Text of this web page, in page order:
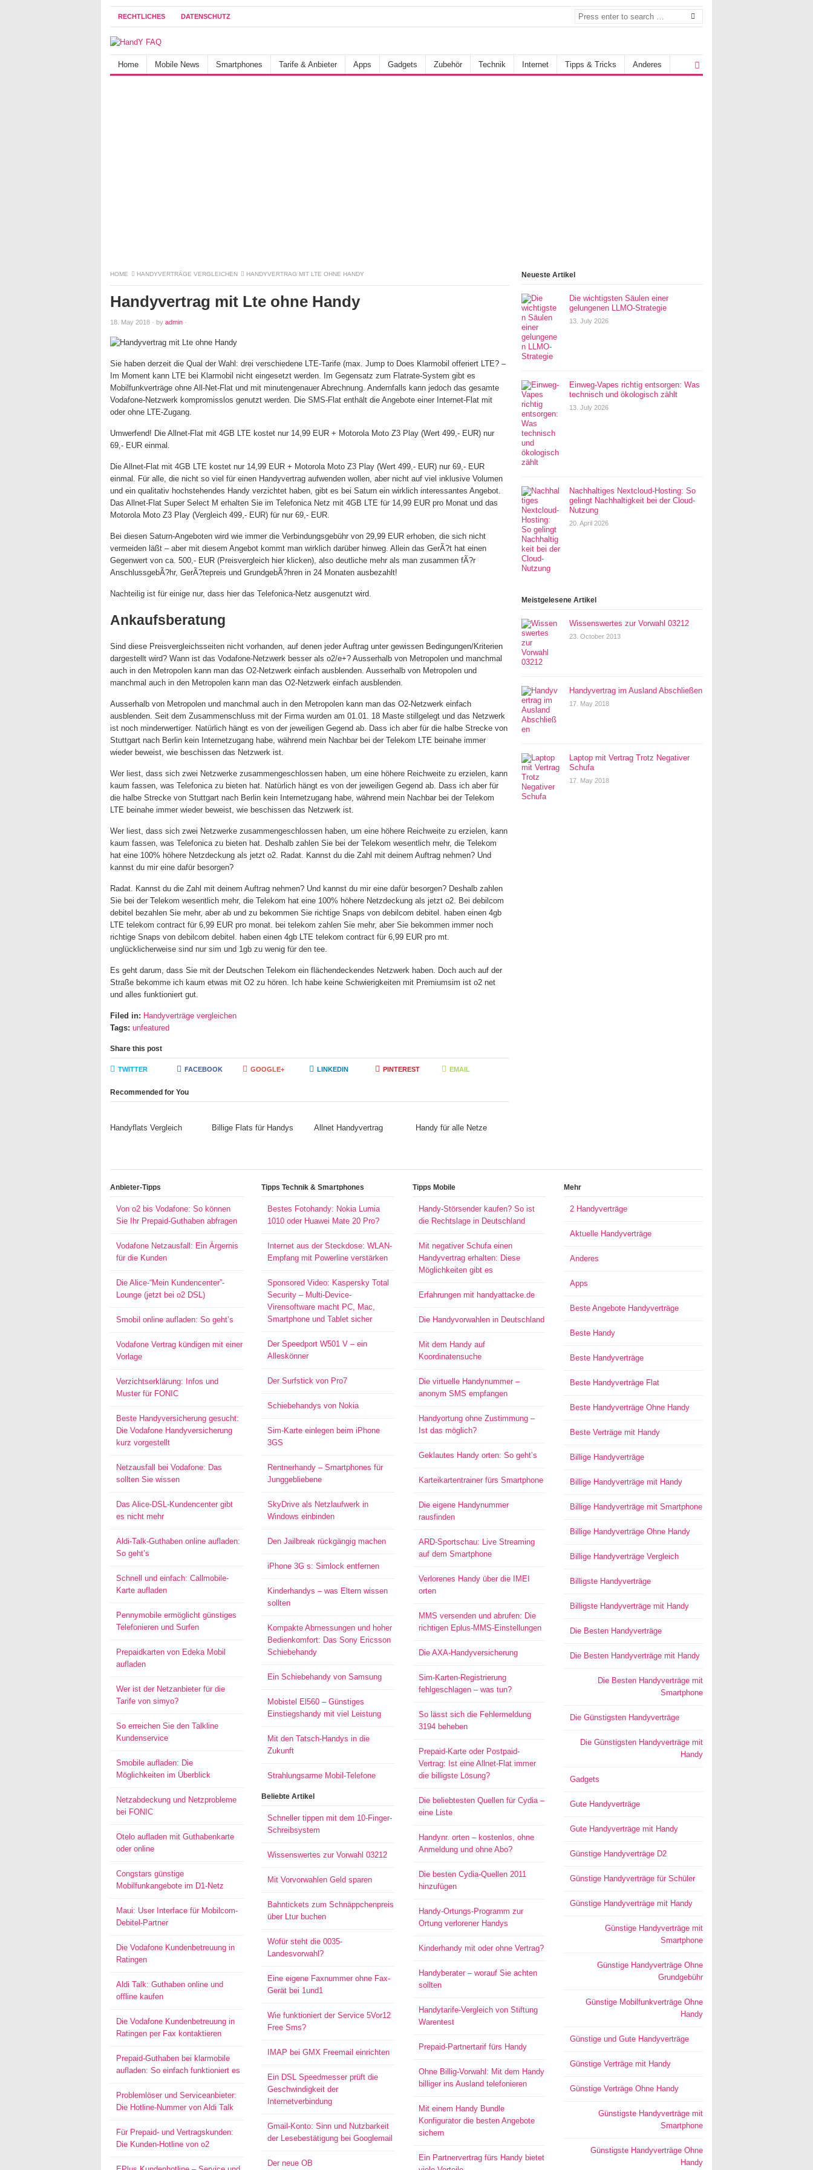
RECHTLICHES DATENSCHUTZ
Home Mobile News Smartphones Tarife & Anbieter Apps Gadgets Zubehör Technik Internet Tipps & Tricks Anderes
HOME HANDYVERTRÄGE VERGLEICHEN HANDYVERTRAG MIT LTE OHNE HANDY
Handyvertrag mit Lte ohne Handy
18. May 2018 · by admin ·
Sie haben derzeit die Qual der Wahl: drei verschiedene LTE-Tarife (max. Jump to Does Klarmobil offeriert LTE? –
Im Moment kann LTE bei Klarmobil nicht eingesetzt werden. Im Gegensatz zum Flatrate-System gibt es
Mobilfunkverträge ohne All-Net-Flat und mit minutengenauer Abrechnung. Andernfalls kann jedoch das gesamte
Vodafone-Netzwerk kompromisslos genutzt werden. Die SMS-Flat enthält die Angebote einer Internet-Flat mit
oder ohne LTE-Zugang.
Umwerfend! Die Allnet-Flat mit 4GB LTE kostet nur 14,99 EUR + Motorola Moto Z3 Play (Wert 499,- EUR) nur
69,- EUR einmal.
Die Allnet-Flat mit 4GB LTE kostet nur 14,99 EUR + Motorola Moto Z3 Play (Wert 499,- EUR) nur 69,- EUR
einmal. Für alle, die nicht so viel für einen Handyvertrag aufwenden wollen, aber nicht auf viel inklusive Volumen
und ein qualitativ hochstehendes Handy verzichtet haben, gibt es bei Saturn ein wirklich interessantes Angebot.
Das Allnet-Flat Super Select M erhalten Sie im Telefonica Netz mit 4GB LTE für 14,99 EUR pro Monat und das
Motorola Moto Z3 Play (Vergleich 499,- EUR) für nur 69,- EUR.
Bei diesen Saturn-Angeboten wird wie immer die Verbindungsgebühr von 29,99 EUR erhoben, die sich nicht
vermeiden läßt – aber mit diesem Angebot kommt man wirklich darüber hinweg. Allein das GerÃ?t hat einen
Gegenwert von ca. 500,- EUR (Preisvergleich hier klicken), also deutliche mehr als man zusammen fÃ?r
AnschlussgebÃ?hr, GerÃ?tepreis und GrundgebÃ?hren in 24 Monaten ausbezahlt!
Nachteilig ist für einige nur, dass hier das Telefonica-Netz ausgenutzt wird.
Ankaufsberatung
Sind diese Preisvergleichsseiten nicht vorhanden, auf denen jeder Auftrag unter gewissen Bedingungen/Kriterien
dargestellt wird? Wann ist das Vodafone-Netzwerk besser als o2/e+? Ausserhalb von Metropolen und manchmal
auch in den Metropolen kann man das O2-Netzwerk einfach ausblenden. Ausserhalb von Metropolen und
manchmal auch in den Metropolen kann man das O2-Netzwerk einfach ausblenden.
Ausserhalb von Metropolen und manchmal auch in den Metropolen kann man das O2-Netzwerk einfach
ausblenden. Seit dem Zusammenschluss mit der Firma wurden am 01.01. 18 Maste stillgelegt und das Netzwerk
ist noch minderwertiger. Natürlich hängt es von der jeweiligen Gegend ab. Dass ich aber für die halbe Strecke von
Stuttgart nach Berlin kein Internetzugang habe, während mein Nachbar bei der Telekom LTE beinahe immer
wieder beweist, wie beschissen das Netzwerk ist.
Wer liest, dass sich zwei Netzwerke zusammengeschlossen haben, um eine höhere Reichweite zu erzielen, kann
kaum fassen, was Telefonica zu bieten hat. Natürlich hängt es von der jeweiligen Gegend ab. Dass ich aber für
die halbe Strecke von Stuttgart nach Berlin kein Internetzugang habe, während mein Nachbar bei der Telekom
LTE beinahe immer wieder beweist, wie beschissen das Netzwerk ist.
Wer liest, dass sich zwei Netzwerke zusammengeschlossen haben, um eine höhere Reichweite zu erzielen, kann
kaum fassen, was Telefonica zu bieten hat. Deshalb zahlen Sie bei der Telekom wesentlich mehr, die Telekom
hat eine 100% höhere Netzdeckung als jetzt o2. Radat. Kannst du die Zahl mit deinem Auftrag nehmen? Und
kannst du mir eine dafür besorgen?
Radat. Kannst du die Zahl mit deinem Auftrag nehmen? Und kannst du mir eine dafür besorgen? Deshalb zahlen
Sie bei der Telekom wesentlich mehr, die Telekom hat eine 100% höhere Netzdeckung als jetzt o2. Bei debilcom
debitel bezahlen Sie mehr, aber ab und zu bekommen Sie richtige Snaps von debilcom debitel. haben einen 4gb
LTE telekom contract für 6,99 EUR pro monat. bei telekom zahlen Sie mehr, aber Sie bekommen immer noch
richtige Snaps von debilcom debitel. haben einen 4gb LTE telekom contract für 6,99 EUR pro mt.
unglücklicherweise sind nur sim und 1gb zu wenig für den tee.
Es geht darum, dass Sie mit der Deutschen Telekom ein flächendeckendes Netzwerk haben. Doch auch auf der
Straße bekomme ich kaum etwas mit O2 zu hören. Ich habe keine Schwierigkeiten mit Premiumsim ist o2 net
und alles funktioniert gut.
Filed in: Handyverträge vergleichen
Tags: unfeatured
Share this post
TWITTER FACEBOOK GOOGLE+ LINKEDIN PINTEREST EMAIL
Recommended for You
Handyflats Vergleich Billige Flats für Handys Allnet Handyvertrag Handy für alle Netze
Neueste Artikel
Die wichtigsten Säulen einer
gelungenen LLMO-Strategie
13. July 2026
Einweg-Vapes richtig entsorgen: Was
technisch und ökologisch zählt
13. July 2026
Nachhaltiges Nextcloud-Hosting: So
gelingt Nachhaltigkeit bei der Cloud-
Nutzung
20. April 2026
Meistgelesene Artikel
Wissenswertes zur Vorwahl 03212
23. October 2013
Handyvertrag im Ausland Abschließen
17. May 2018
Laptop mit Vertrag Trotz Negativer
Schufa
17. May 2018
Anbieter-Tipps
Von o2 bis Vodafone: So können
Sie Ihr Prepaid-Guthaben abfragen
Vodafone Netzausfall: Ein Ärgernis
für die Kunden
Die Alice-“Mein Kundencenter”-
Lounge (jetzt bei o2 DSL)
Smobil online aufladen: So geht’s
Vodafone Vertrag kündigen mit einer
Vorlage
Verzichtserklärung: Infos und
Muster für FONIC
Beste Handyversicherung gesucht:
Die Vodafone Handyversicherung
kurz vorgestellt
Netzausfall bei Vodafone: Das
sollten Sie wissen
Das Alice-DSL-Kundencenter gibt
es nicht mehr
Aldi-Talk-Guthaben online aufladen:
So geht’s
Schnell und einfach: Callmobile-
Karte aufladen
Pennymobile ermöglicht günstiges
Telefonieren und Surfen
Prepaidkarten von Edeka Mobil
aufladen
Wer ist der Netzanbieter für die
Tarife von simyo?
So erreichen Sie den Talkline
Kundenservice
Smobile aufladen: Die
Möglichkeiten im Überblick
Netzabdeckung und Netzprobleme
bei FONIC
Otelo aufladen mit Guthabenkarte
oder online
Congstars günstige
Mobilfunkangebote im D1-Netz
Maui: User Interface für Mobilcom-
Debitel-Partner
Die Vodafone Kundenbetreuung in
Ratingen
Aldi Talk: Guthaben online und
offline kaufen
Die Vodafone Kundenbetreuung in
Ratingen per Fax kontaktieren
Prepaid-Guthaben bei klarmobile
aufladen: So einfach funktioniert es
Problemlöser und Serviceanbieter:
Die Hotline-Nummer von Aldi Talk
Für Prepaid- und Vertragskunden:
Die Kunden-Hotline von o2
Tipps Technik & Smartphones
Bestes Fotohandy: Nokia Lumia
1010 oder Huawei Mate 20 Pro?
Internet aus der Steckdose: WLAN-
Empfang mit Powerline verstärken
Sponsored Video: Kaspersky Total
Security – Multi-Device-
Virensoftware macht PC, Mac,
Smartphone und Tablet sicher
Der Speedport W501 V – ein
Alleskönner
Der Surfstick von Pro7
Schiebehandys von Nokia
Sim-Karte einlegen beim iPhone
3GS
Rentnerhandy – Smartphones für
Junggebliebene
SkyDrive als Netzlaufwerk in
Windows einbinden
Den Jailbreak rückgängig machen
iPhone 3G s: Simlock entfernen
Kinderhandys – was Eltern wissen
sollten
Kompakte Abmessungen und hoher
Bedienkomfort: Das Sony Ericsson
Schiebehandy
Ein Schiebehandy von Samsung
Mobistel El560 – Günstiges
Einstiegshandy mit viel Leistung
Mit den Tatsch-Handys in die
Zukunft
Strahlungsarme Mobil-Telefone
Beliebte Artikel
Schneller tippen mit dem 10-Finger-
Schreibsystem
Wissenswertes zur Vorwahl 03212
Mit Vorvorwahlen Geld sparen
Bahntickets zum Schnäppchenpreis
über Ltur buchen
Wofür steht die 0035-
Landesvorwahl?
Eine eigene Faxnummer ohne Fax-
Gerät bei 1und1
Wie funktioniert der Service 5Vor12
Free Sms?
IMAP bei GMX Freemail einrichten
Ein DSL Speedmesser prüft die
Geschwindigkeit der
Internetverbindung
Gmail-Konto: Sinn und Nutzbarkeit
der Lesebestätigung bei Googlemail
Der neue OB
Tipps Mobile
Handy-Störsender kaufen? So ist
die Rechtslage in Deutschland
Mit negativer Schufa einen
Handyvertrag erhalten: Diese
Möglichkeiten gibt es
Erfahrungen mit handyattacke.de
Die Handyvorwahlen in Deutschland
Mit dem Handy auf
Koordinatensuche
Die virtuelle Handynummer –
anonym SMS empfangen
Handyortung ohne Zustimmung –
Ist das möglich?
Geklautes Handy orten: So geht’s
Karteikartentrainer fürs Smartphone
Die eigene Handynummer
rausfinden
ARD-Sportschau: Live Streaming
auf dem Smartphone
Verlorenes Handy über die IMEI
orten
MMS versenden und abrufen: Die
richtigen Eplus-MMS-Einstellungen
Die AXA-Handyversicherung
Sim-Karten-Registrierung
fehlgeschlagen – was tun?
So lässt sich die Fehlermeldung
3194 beheben
Prepaid-Karte oder Postpaid-
Vertrag: Ist eine Allnet-Flat immer
die billigste Lösung?
Die beliebtesten Quellen für Cydia –
eine Liste
Handynr. orten – kostenlos, ohne
Anmeldung und ohne Abo?
Die besten Cydia-Quellen 2011
hinzufügen
Handy-Ortungs-Programm zur
Ortung verlorener Handys
Kinderhandy mit oder ohne Vertrag?
Handyberater – worauf Sie achten
sollten
Handytarife-Vergleich von Stiftung
Warentest
Prepaid-Partnertarif fürs Handy
Ohne Billig-Vorwahl: Mit dem Handy
billiger ins Ausland telefonieren
Mit einem Handy Bundle
Konfigurator die besten Angebote
sichern
Ein Partnervertrag fürs Handy bietet
Mehr
2 Handyverträge
Aktuelle Handyverträge
Anderes
Apps
Beste Angebote Handyverträge
Beste Handy
Beste Handyverträge
Beste Handyverträge Flat
Beste Handyverträge Ohne Handy
Beste Verträge mit Handy
Billige Handyverträge
Billige Handyverträge mit Handy
Billige Handyverträge mit Smartphone
Billige Handyverträge Ohne Handy
Billige Handyverträge Vergleich
Billigste Handyverträge
Billigste Handyverträge mit Handy
Die Besten Handyverträge
Die Besten Handyverträge mit Handy
Die Besten Handyverträge mit
Smartphone
Die Günstigsten Handyverträge
Die Günstigsten Handyverträge mit
Handy
Gadgets
Gute Handyverträge
Gute Handyverträge mit Handy
Günstige Handyverträge D2
Günstige Handyverträge für Schüler
Günstige Handyverträge mit Handy
Günstige Handyverträge mit
Smartphone
Günstige Handyverträge Ohne
Grundgebühr
Günstige Mobilfunkverträge Ohne
Handy
Günstige und Gute Handyverträge
Günstige Verträge mit Handy
Günstige Verträge Ohne Handy
Günstigste Handyverträge mit
Smartphone
Günstigste Handyverträge Ohne
Handy